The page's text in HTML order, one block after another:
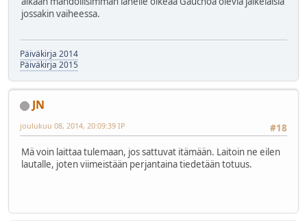
jossakin vaiheessa.
Päiväkirja 2014
Päiväkirja 2015
JN
#18
joulukuu 08, 2014, 20:09:39 IP
Mä voin laittaa tulemaan, jos sattuvat itämään. Laitoin ne eilen
lautalle, joten viimeistään perjantaina tiedetään totuus.